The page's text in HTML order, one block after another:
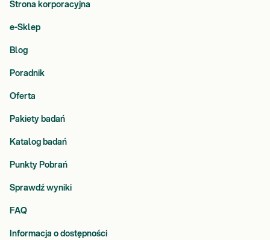
Strona korporacyjna
e-Sklep
Blog
Poradnik
Oferta
Pakiety badań
Katalog badań
Punkty Pobrań
Sprawdź wyniki
FAQ
Informacja o dostępności